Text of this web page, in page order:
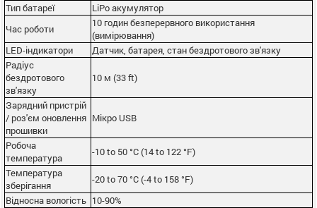
Тип батареї
LiPo акумулятор
Час роботи
10 годин безперервного використання
(вимірювання)
LED-індикатори
Датчик, батарея, стан бездротового зв'язку
Радіус
бездротового
зв'язку
10 м (33 ft)
Зарядний пристрій
/ роз'єм оновлення
прошивки
Мікро USB
Робоча
температура
-10 to 50 °C (14 to 122 °F)
Температура
зберігання
-20 to 70 °C (-4 to 158 °F)
Відносна вологість 10-90%